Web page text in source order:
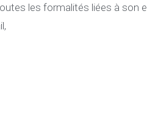
les formalités liées à son